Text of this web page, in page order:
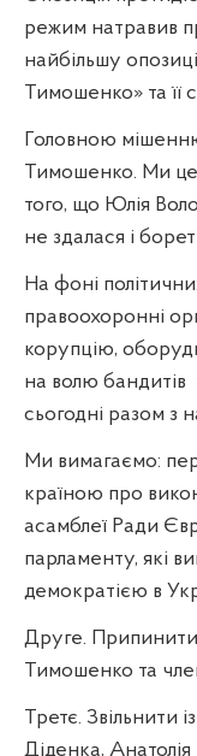
режим натравив
найбільшу
Тимошенко» та її
Головною
Тимошенко. Ми це
того, що Юлія
не здалася і
На фоні
правоохоронні
корупцію,
на волю бандитів
сьогодні разом з
Ми вимагаємо:
країною про
асамблеї Ради
парламенту, які
демократією в
Друге. Припинити
Тимошенко та
Третє. Звільнити
Діденка,